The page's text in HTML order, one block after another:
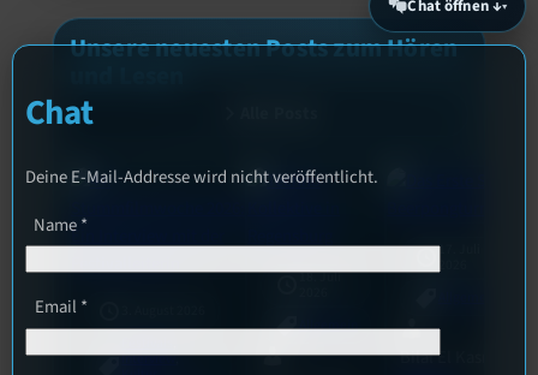
Unsere neuesten Posts zum Hören
Interview,
18. Juli
Allgemein
17. Juli
Bilal El Kasmi
Chat öffnen ↓
Chat
Deine E-Mail-Addresse wird nicht veröffentlicht.
Name*
Email *